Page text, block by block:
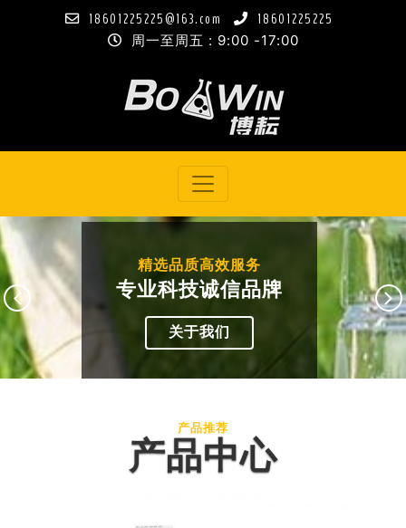
18601225225@163.com 18601225225
周一至周五 : 9:00 -17:00
精选品质高效服务
专业科技诚信品牌
关于我们
产品推荐
产品中心